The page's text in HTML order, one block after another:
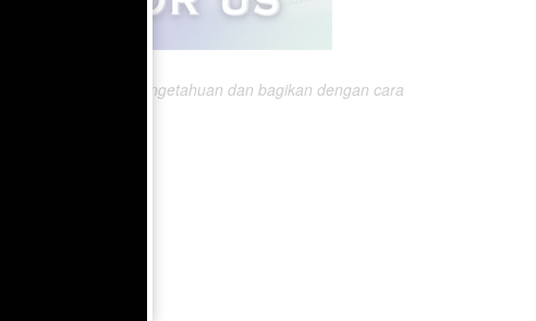
Ikatlah ilmu pengetahuan dan bagikan dengan cara